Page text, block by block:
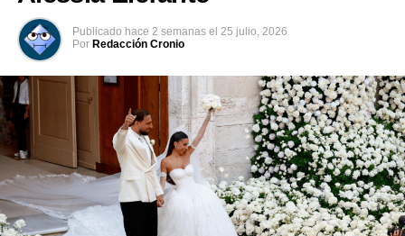
Publicado hace 2 semanas el 25 julio, 2026
Por Redacción Cronio